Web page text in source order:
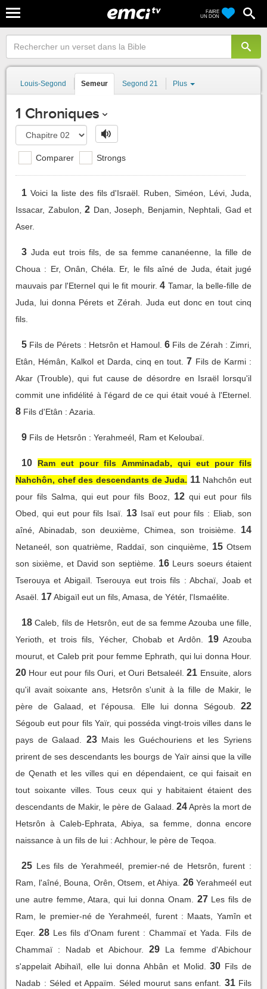
FAIRE
UN DON
Louis-Segond Semeur Segond 21 Plus
1 Chroniques
Comparer Strongs
1 Voici la liste des fils d'Israël. Ruben, Siméon, Lévi, Juda,
Issacar, Zabulon,
2 Dan, Joseph, Benjamin, Nephtali, Gad et
Aser.
3 Juda eut trois fils, de sa femme cananéenne, la fille de
Choua : Er, Onân, Chéla. Er, le fils aîné de Juda, était jugé
mauvais par l'Eternel qui le fit mourir. 4 Tamar, la belle-fille de
Juda, lui donna Pérets et Zérah. Juda eut donc en tout cinq
fils.
5 Fils de Pérets : Hetsrôn et Hamoul. 6 Fils de Zérah : Zimri,
Etân, Hémân, Kalkol et Darda, cinq en tout. 7 Fils de Karmi :
Akar (Trouble), qui fut cause de désordre en Israël lorsqu'il
commit une infidélité à l'égard de ce qui était voué à l'Eternel.
8 Fils d'Etân : Azaria.
9 Fils de Hetsrôn : Yerahmeél, Ram et Keloubaï.
10
Ram eut pour fils Amminadab, qui eut pour fils
Nahchôn, chef des descendants de Juda. 11 Nahchôn eut
pour fils Salma, qui eut pour fils Booz,
12 qui eut pour fils
Obed, qui eut pour fils Isaï.
13 Isaï eut pour fils : Eliab, son
aîné, Abinadab, son deuxième, Chimea, son troisième.
14
Netaneél, son quatrième, Raddaï, son cinquième, 15 Otsem
son sixième, et David son septième.
16 Leurs soeurs étaient
Tserouya et Abigaïl. Tserouya eut trois fils : Abchaï, Joab et
Asaël. 17Abigaïl eut un fils, Amasa, de Yétér, l'Ismaélite.
18 Caleb, fils de Hetsrôn, eut de sa femme Azouba une fille,
Yerioth, et trois fils, Yécher, Chobab et Ardôn.
19 Azouba
mourut, et Caleb prit pour femme Ephrath, qui lui donna Hour.
20 Hour eut pour fils Ouri, et Ouri Betsaleél. 21 Ensuite, alors
qu'il avait soixante ans, Hetsrôn s'unit à la fille de Makir, le
père de Galaad, et l'épousa. Elle lui donna Ségoub.
22
Ségoub eut pour fils Yaïr, qui posséda vingt-trois villes dans le
pays de Galaad.
23 Mais les Guéchouriens et les Syriens
prirent de ses descendants les bourgs de Yaïr ainsi que la ville
de Qenath et les villes qui en dépendaient, ce qui faisait en
tout soixante villes. Tous ceux qui y habitaient étaient des
descendants de Makir, le père de Galaad. 24 Après la mort de
Hetsrôn à Caleb-Ephrata, Abiya, sa femme, donna encore
naissance à un fils de lui : Achhour, le père de Teqoa.
25 Les fils de Yerahmeél, premier-né de Hetsrôn, furent :
Ram, l'aîné, Bouna, Orên, Otsem, et Ahiya.
26 Yerahmeél eut
une autre femme, Atara, qui lui donna Onam.
27 Les fils de
Ram, le premier-né de Yerahmeél, furent : Maats, Yamîn et
Eqer. 28 Les fils d'Onam furent : Chammaï et Yada. Fils de
Chammaï : Nadab et Abichour.
29
La femme d'Abichour
s'appelait Abihaïl, elle lui donna Ahbân et Molid.
30 Fils de
Nadab : Séled et Appaïm. Séled mourut sans enfant.
31 Fils